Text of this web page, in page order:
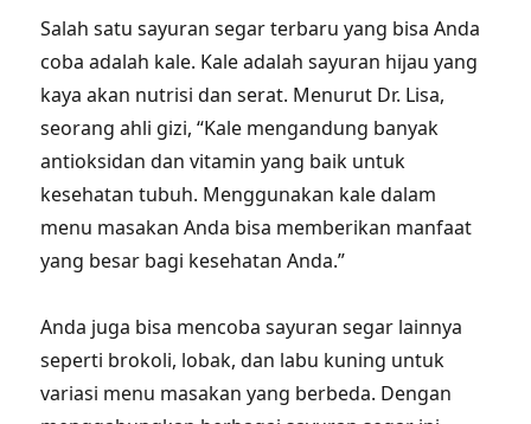
Salah satu sayuran segar terbaru yang bisa Anda
coba adalah kale. Kale adalah sayuran hijau yang
kaya akan nutrisi dan serat. Menurut Dr. Lisa,
seorang ahli gizi, “Kale mengandung banyak
antioksidan dan vitamin yang baik untuk
kesehatan tubuh. Menggunakan kale dalam
menu masakan Anda bisa memberikan manfaat
yang besar bagi kesehatan Anda.”
Anda juga bisa mencoba sayuran segar lainnya
seperti brokoli, lobak, dan labu kuning untuk
variasi menu masakan yang berbeda. Dengan